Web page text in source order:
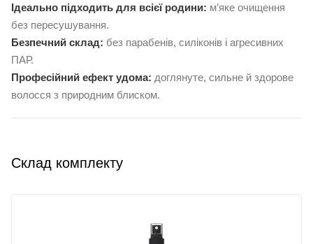
Ідеально підходить для всієї родини: м’яке очищення
без пересушування.
Безпечний склад: без парабенів, силіконів і агресивних
ПАР.
Професійний ефект удома: доглянуте, сильне й здорове
волосся з природним блиском.
Склад комплекту